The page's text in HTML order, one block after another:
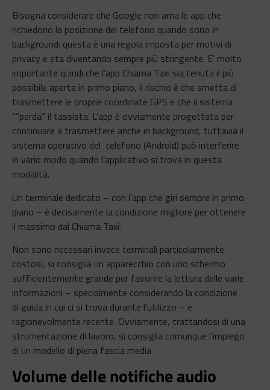
Bisogna considerare che Google non ama le app che
richiedono la posizione del telefono quando sono in
background: questa è una regola imposta per motivi di
privacy e sta diventando sempre più stringente. E’ molto
importante quindi che l’app Chiama Taxi sia tenuta il più
possibile aperta in primo piano, il rischio è che smetta di
trasmettere le proprie coordinate GPS e che il sistema
“”perda” il tassista. L’app è ovviamente progettata per
continuare a trasmettere anche in background, tuttavia il
sistema operativo del telefono (Android) può interferire
in vario modo quando l’applicativo si trova in questa
modalità.
Un terminale dedicato – con l’app che giri sempre in primo
piano – è decisamente la condizione migliore per ottenere
il massimo dal Chiama Taxi.
Non sono necessari invece terminali particolarmente
costosi, si consiglia un apparecchio con uno schermo
sufficientemente grande per favorire la lettura delle varie
informazioni – specialmente considerando la condizione
di guida in cui ci si trova durante l’utilizzo – e
ragionevolmente recente. Ovviamente, trattandosi di una
strumentazione di lavoro, si consiglia comunque l’impiego
di un modello di piena fascia media.
Volume delle notifiche audio